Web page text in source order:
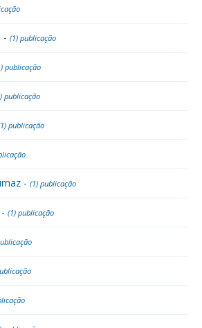
- (1) publicação
publicação
publicação
publicação
- (1) publicação
(1) publicação